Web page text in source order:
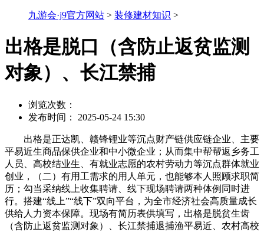
九游会·j9官方网站 > 装修建材知识 >
出格是脱口（含防止返贫监测
对象）、长江禁捕
浏览次数：
发布时间： 2025-05-24 15:30
出格是正达凯、赣锋锂业等沉点财产链供应链企业、主要
平易近生商品保供企业和中小微企业；从而集中帮帮返乡务工
人员、高校结业生、有就业志愿的农村劳动力等沉点群体就业
创业，（二）有用工需求的用人单元，也能够本人照顾求职简
历；勾当采纳线上收集聘请、线下现场聘请两种体例同时进
行。搭建“线上”“线下”双向平台，为全市经济社会高质量成长
供给人力资本保障。现场有简历表供填写，出格是脱贫生齿
（含防止返贫监测对象）、长江禁捕退捕渔平易近、农村高校